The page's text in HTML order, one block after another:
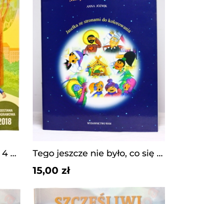
Wędrujemy z Jezusem kl 4 podręcznik WAM Tego jeszcze nie było, co się w Świętochowicach...
15,00 zł